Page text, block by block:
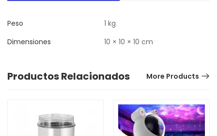
Peso
1 kg
Dimensiones
10 × 10 × 10 cm
Productos Relacionados More Products